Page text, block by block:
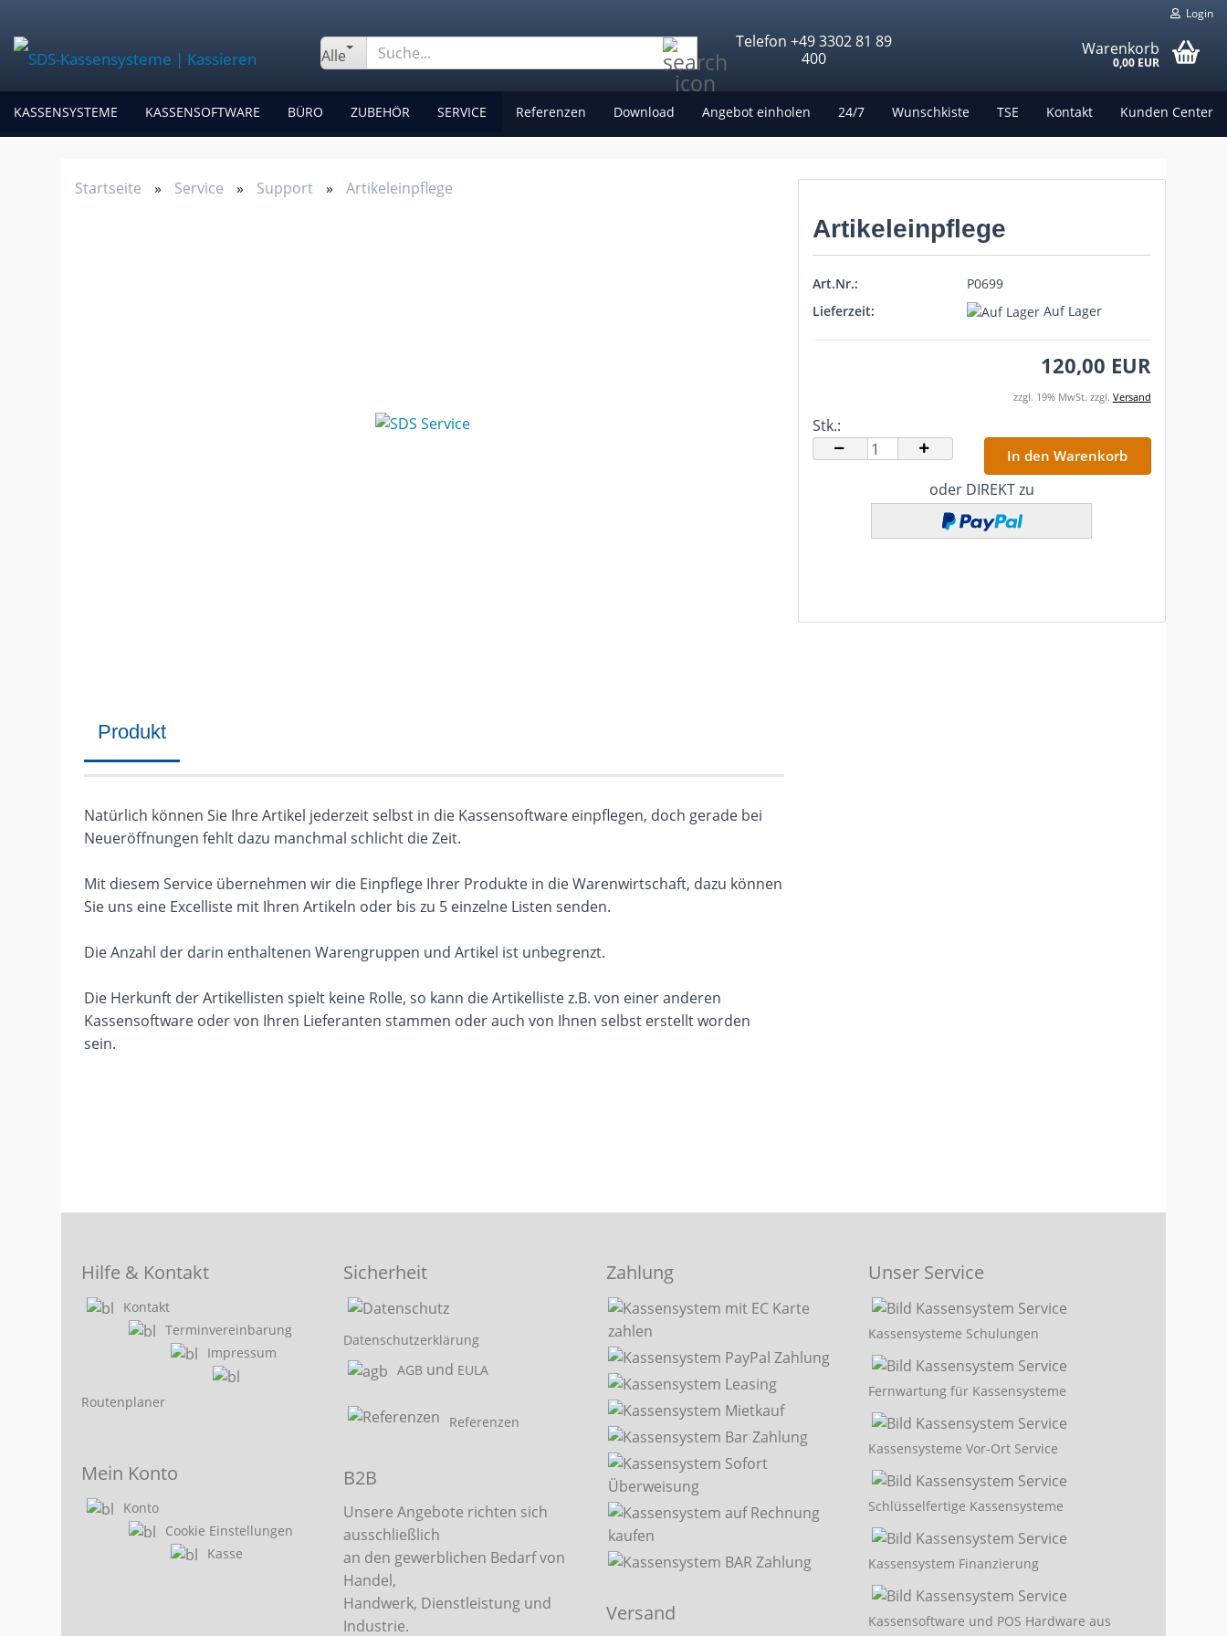
Login
Alle Suche...Telefon +49 3302 81 89
400
Warenkorb
0,00 EUR
KASSENSYSTEME KASSENSOFTWARE BÜRO ZUBEHÖR SERVICE Referenzen Download Angebot einholen 24/7 Wunschkiste TSE Kontakt Kunden Center
Startseite » Service » Support » Artikeleinpflege
Artikeleinpflege
Art.Nr.:
P0699
Lieferzeit:
Auf Lager
120,00 EUR
zzgl. 19% MwSt. zzgl. Versand
Stk.:
Stk.
oder DIREKT zu
Produkt
Natürlich können Sie Ihre Artikel jederzeit selbst in die Kassensoftware einpflegen, doch gerade bei
Neueröffnungen fehlt dazu manchmal schlicht die Zeit.
Mit diesem Service übernehmen wir die Einpflege Ihrer Produkte in die Warenwirtschaft, dazu können
Sie uns eine Excelliste mit Ihren Artikeln oder bis zu 5 einzelne Listen senden.
Die Anzahl der darin enthaltenen Warengruppen und Artikel ist unbegrenzt.
Die Herkunft der Artikellisten spielt keine Rolle, so kann die Artikelliste z.B. von einer anderen
Kassensoftware oder von Ihren Lieferanten stammen oder auch von Ihnen selbst erstellt worden
sein.
Hilfe & Kontakt
Kontakt
Terminvereinbarung
Impressum
Routenplaner
Mein Konto
Konto
Cookie Einstellungen
Kasse
Sicherheit
Datenschutzerklärung
AGB und EULA
Referenzen
B2B
Unsere Angebote richten sich
ausschließlich
an den gewerblichen Bedarf von
Handel,
Handwerk, Dienstleistung und
Industrie.
Zahlung
Versand
Unser Service
Kassensysteme Schulungen
Fernwartung für Kassensysteme
Kassensysteme Vor-Ort Service
Schlüsselfertige Kassensysteme
Kassensystem Finanzierung
Kassensoftware und POS Hardware aus